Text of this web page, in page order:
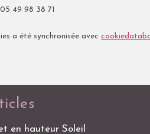
49 98 38 71
a été synchronisée avec
en hauteur Soleil